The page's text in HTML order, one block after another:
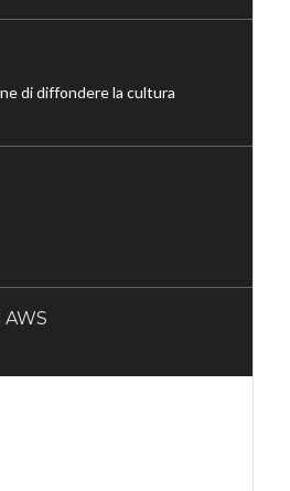
di diffondere la cultura